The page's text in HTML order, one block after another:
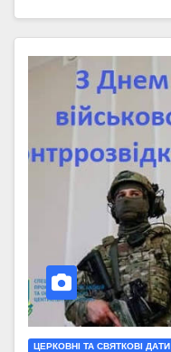
ЦЕРКОВНІ ТА СВЯТКОВІ ДАТИ